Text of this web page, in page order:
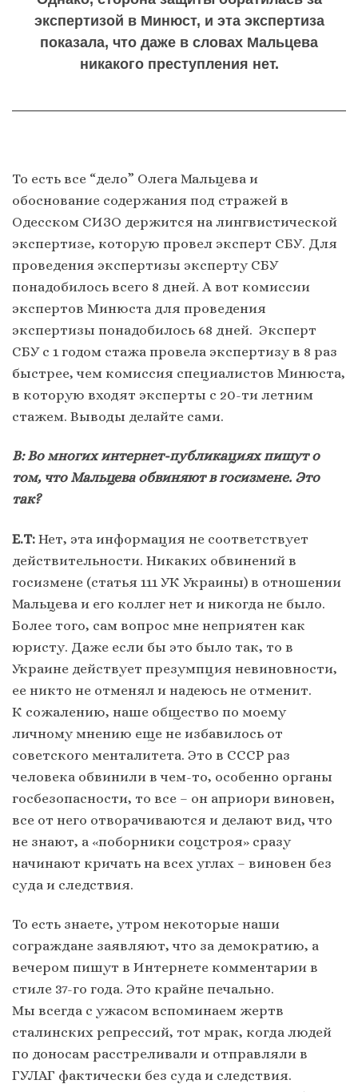
экспертизой в Минюст, и эта экспертиза
показала, что даже в словах Мальцева
никакого преступления нет.
То есть все “дело” Олега Мальцева и
обоснование содержания под стражей в
Одесском СИЗО держится на лингвистической
экспертизе, которую провел эксперт СБУ. Для
проведения экспертизы эксперту СБУ
понадобилось всего 8 дней. А вот комиссии
экспертов Минюста для проведения
экспертизы понадобилось 68 дней. Эксперт
СБУ с 1 годом стажа провела экспертизу в 8 раз
быстрее, чем комиссия специалистов Минюста,
в которую входят эксперты с 20-ти летним
стажем. Выводы делайте сами.
В: Во многих интернет-публикациях пишут о
том, что Мальцева обвиняют в госизмене. Это
так?
Е.Т: Нет, эта информация не соответствует
действительности. Никаких обвинений в
госизмене (статья 111 УК Украины) в отношении
Мальцева и его коллег нет и никогда не было.
Более того, сам вопрос мне неприятен как
юристу. Даже если бы это было так, то в
Украине действует презумпция невиновности,
ее никто не отменял и надеюсь не отменит.
К сожалению, наше общество по моему
личному мнению еще не избавилось от
советского менталитета. Это в СССР раз
человека обвинили в чем-то, особенно органы
госбезопасности, то все – он априори виновен,
все от него отворачиваются и делают вид, что
не знают, а «поборники соцстроя» сразу
начинают кричать на всех углах – виновен без
суда и следствия.
То есть знаете, утром некоторые наши
сограждане заявляют, что за демократию, а
вечером пишут в Интернете комментарии в
стиле 37-го года. Это крайне печально.
Мы всегда с ужасом вспоминаем жертв
сталинских репрессий, тот мрак, когда людей
по доносам расстреливали и отправляли в
ГУЛАГ фактически без суда и следствия.